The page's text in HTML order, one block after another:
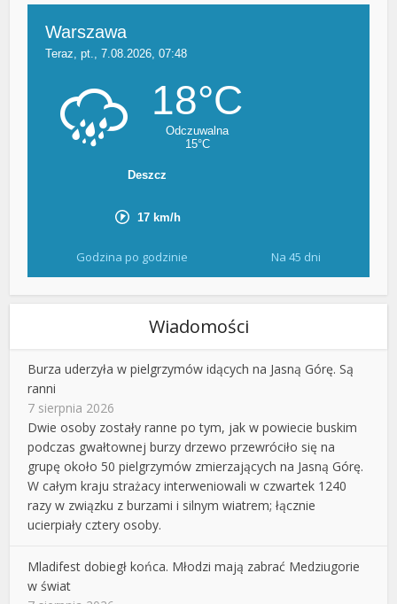
Godzina po godzinie Na 45 dni
Wiadomości
Burza uderzyła w pielgrzymów idących na Jasną Górę. Są
ranni
7 sierpnia 2026
Dwie osoby zostały ranne po tym, jak w powiecie buskim
podczas gwałtownej burzy drzewo przewróciło się na
grupę około 50 pielgrzymów zmierzających na Jasną Górę.
W całym kraju strażacy interweniowali w czwartek 1240
razy w związku z burzami i silnym wiatrem; łącznie
ucierpiały cztery osoby.
Mladifest dobiegł końca. Młodzi mają zabrać Medziugorie
w świat